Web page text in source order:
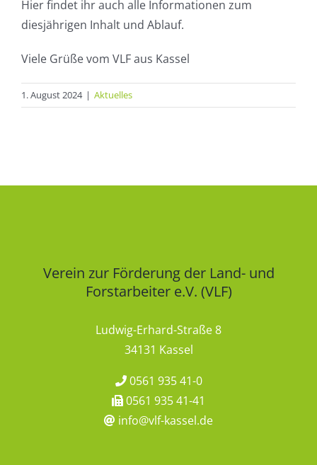
Hier findet ihr auch alle Informationen zum
diesjährigen Inhalt und Ablauf.
Viele Grüße vom VLF aus Kassel
1. August 2024 | Aktuelles
Verein zur Förderung der Land- und
Forstarbeiter e.V. (VLF)
Ludwig-Erhard-Straße 8
34131 Kassel
0561 935 41-0
0561 935 41-41
info@vlf-kassel.de